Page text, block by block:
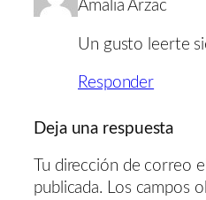
Amalia Arzac
Un gusto leerte
Responder
Deja una respuesta
Tu dirección de correo
publicada. Los campos